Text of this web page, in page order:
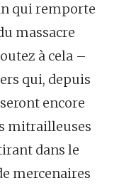
qui remporte
massacre
à cela –
qui, depuis
encore
mitrailleuses
dans le
mercenaires